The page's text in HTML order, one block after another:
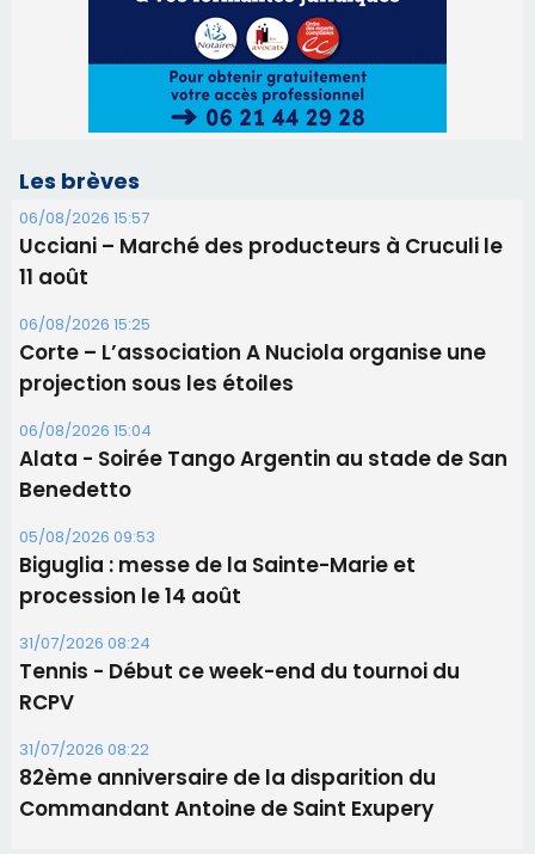
Corte – L’association A Nuciola organise une
projection sous les étoiles
Alata - Soirée Tango Argentin au stade de San
Benedetto
05/08/2026 09:53
Biguglia : messe de la Sainte-Marie et
procession le 14 août
31/07/2026 08:24
Tennis - Début ce week-end du tournoi du
RCPV
31/07/2026 08:22
82ème anniversaire de la disparition du
Commandant Antoine de Saint Exupery
Les plus lus
Satine Nomary est la nouvelle Miss Corse 2026
d'un spectacle qui ne reviendra pas avant 2081
Bastia – Le festival Porto Latino évacué en urgence
avant le concert de Mosimann